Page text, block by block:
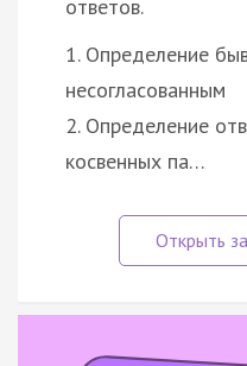
ответов.
1. Определение
несогласованным
2. Определение
косвенных па…